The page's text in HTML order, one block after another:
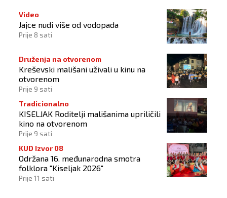
Video
Jajce nudi više od vodopada
Prije 8 sati
Druženja na otvorenom
Kreševski mališani uživali u kinu na
otvorenom
Prije 9 sati
Tradicionalno
KISELJAK Roditelji mališanima upriličili
kino na otvorenom
Prije 9 sati
KUD Izvor 08
Održana 16. međunarodna smotra
folklora "Kiseljak 2026"
Prije 11 sati